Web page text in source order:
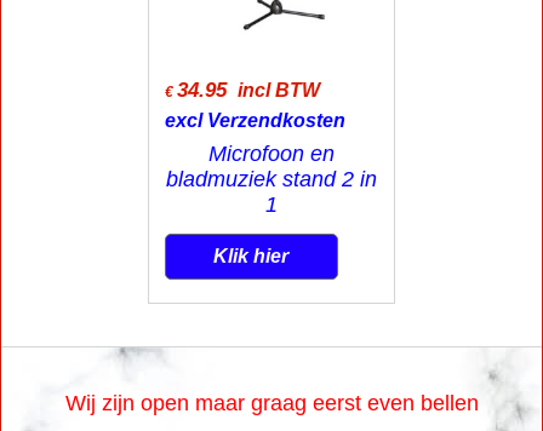
€ 34.95 incl BTW
excl Verzendkosten
Microfoon en
bladmuziek stand 2 in
1
Klik hier
Wij zijn open maar graag eerst even bellen